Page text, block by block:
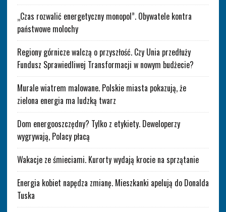
„Czas rozwalić energetyczny monopol”. Obywatele kontra
państwowe molochy
Regiony górnicze walczą o przyszłość. Czy Unia przedłuży
Fundusz Sprawiedliwej Transformacji w nowym budżecie?
Murale wiatrem malowane. Polskie miasta pokazują, że
zielona energia ma ludzką twarz
Dom energooszczędny? Tylko z etykiety. Deweloperzy
wygrywają, Polacy płacą
Wakacje ze śmieciami. Kurorty wydają krocie na sprzątanie
Energia kobiet napędza zmianę. Mieszkanki apelują do Donalda
Tuska